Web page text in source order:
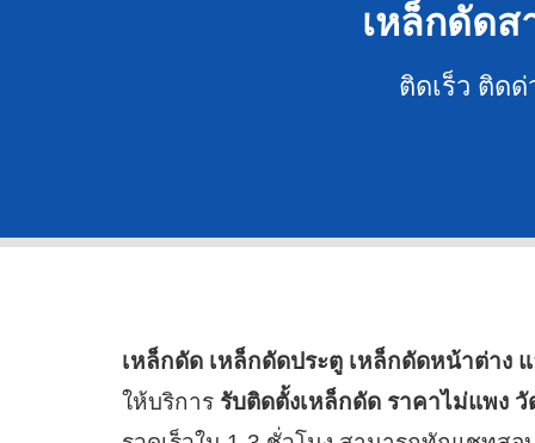
เหล็กดัดส
ติดเร็ว ติด
เหล็กดัด เหล็กดัดประตู เหล็กดัดหน้าต่าง
ให้บริการ รับติดตั้งเหล็กดัด ราคาไม่แพง